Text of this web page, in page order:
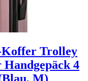
Trolley
4
M)